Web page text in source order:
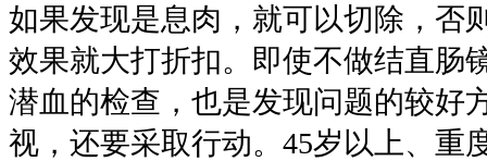
如果发现是息肉，就可以切除，否
效果就大打折扣。即使不做结直肠
潜血的检查，也是发现问题的较好
视，还要采取行动。45岁以上、重